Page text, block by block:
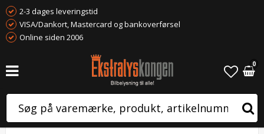
2-3 dages leveringstid
VISA/Dankort, Mastercard og bankoverførsel
Online siden 2006
0